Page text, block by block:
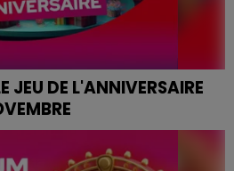
DE L'ANNIVERSAIRE
DU VENDREDI 21 NOVEMBRE